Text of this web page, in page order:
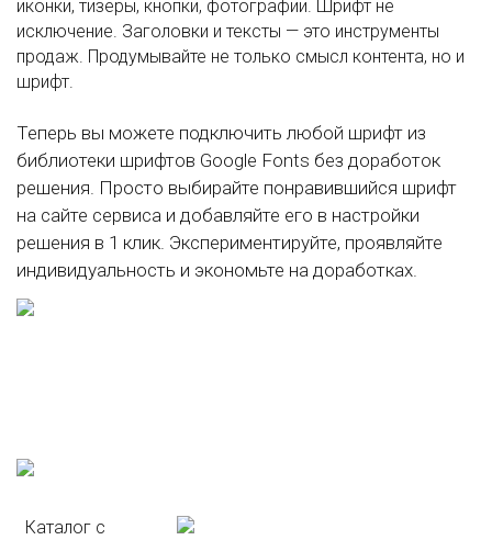
иконки, тизеры, кнопки, фотографии. Шрифт не
исключение. Заголовки и тексты — это инструменты
продаж. Продумывайте не только смысл контента, но и
шрифт.
Теперь вы можете подключить любой шрифт из
библиотеки шрифтов Google Fonts без доработок
решения. Просто выбирайте понравившийся шрифт
на сайте сервиса и добавляйте его в настройки
решения в 1 клик. Экспериментируйте, проявляйте
индивидуальность и экономьте на доработках.
Каталог с